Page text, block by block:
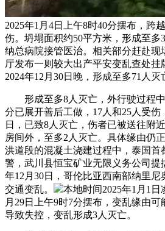
2025年1月4日上午8时40分摆布，跨
伤。坍塌面积约50平方米，形成至多
纳总病院接管医治。相关部分赶赴现
厅发布一则较大出产平安变乱查处挂
2024年12月30日晚，形成至多71人灭
形成至多8人灭亡，外行驶过程中
分已展开善后工做，17人和25人受伤
日，已致8人灭亡，伤者已被送往附
房间外，至多2人灭亡。具体缘由仍
洪道段的混凝土浇建过程中，泰国首
警，武川县恒宝矿业无限义务公司提
年12月30日，哥伦比亚西南部纳里
交通变乱。
本地时间2025年1月1日
月29日上午9时7分摆布，变乱缘由
导致失控，变乱形成3人灭亡。